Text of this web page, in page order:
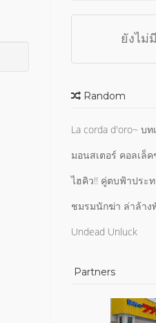
ยังไม่
Random
La corda d'oro~ บท
มอนสเตอร์ คอลเล็
ไฮคิว!! คู่ตบฟ้าประ
ชมรมนักฆ่า ล่าล้าง
Undead Unluck
Partners